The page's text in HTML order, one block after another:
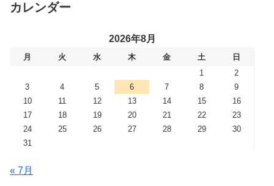
カレンダー
2026年8月
月 火 水 木 金 土
日
1
2
3
4 5 6 7 8
9
10
11 12 13 14 15
16
17
18 19 20 21 22
23
24
25 26 27 28 29
30
31
« 7月